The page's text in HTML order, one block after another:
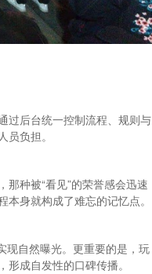
过后台统一控制流程、规则与
负担。
种被“看见”的荣誉感会迅速
身就构成了难忘的记忆点。
现自然曝光。更重要的是，玩
成自发性的口碑传播。